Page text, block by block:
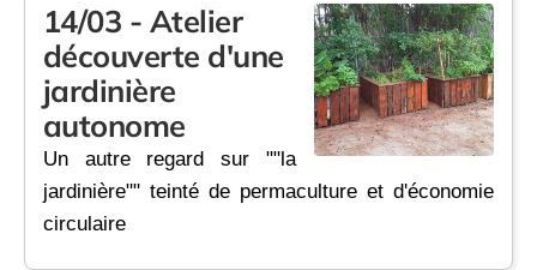
14/03 - Atelier
découverte d'une
jardinière
autonome
Un autre regard sur ""la
jardinière"" teinté de permaculture et d'économie
circulaire